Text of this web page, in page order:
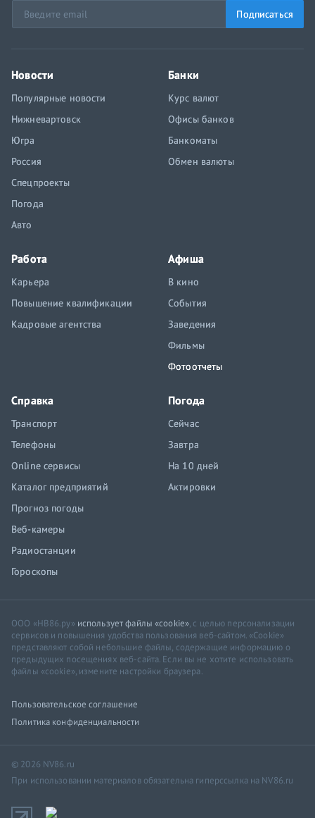
Подписаться
Новости
Популярные новости
Нижневартовск
Югра
Россия
Спецпроекты
Погода
Авто
Банки
Курс валют
Офисы банков
Банкоматы
Обмен валюты
Работа
Карьера
Повышение квалификации
Кадровые агентства
Афиша
В кино
События
Заведения
Фильмы
Фотоотчеты
Справка
Транспорт
Телефоны
Online сервисы
Каталог предприятий
Прогноз погоды
Веб-камеры
Радиостанции
Гороскопы
Погода
Сейчас
Завтра
На 10 дней
Актировки
ООО «НВ86.ру» использует файлы «cookie», с целью персонализации
сервисов и повышения удобства пользования веб-сайтом. «Cookie»
представляют собой небольшие файлы, содержащие информацию о
предыдущих посещениях веб-сайта. Если вы не хотите использовать
файлы «cookie», измените настройки браузера.
Пользовательское соглашение
Политика конфиденциальности
© 2026 NV86.ru
При использовании материалов обязательна гиперссылка на NV86.ru